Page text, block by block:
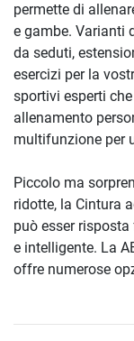
permette di
e gambe. Varianti
da seduti,
esercizi per la
sportivi esperti
allenamento
multifunzione per
Piccolo ma
ridotte, la Cintura
può esser
e intelligente. La
offre numerose